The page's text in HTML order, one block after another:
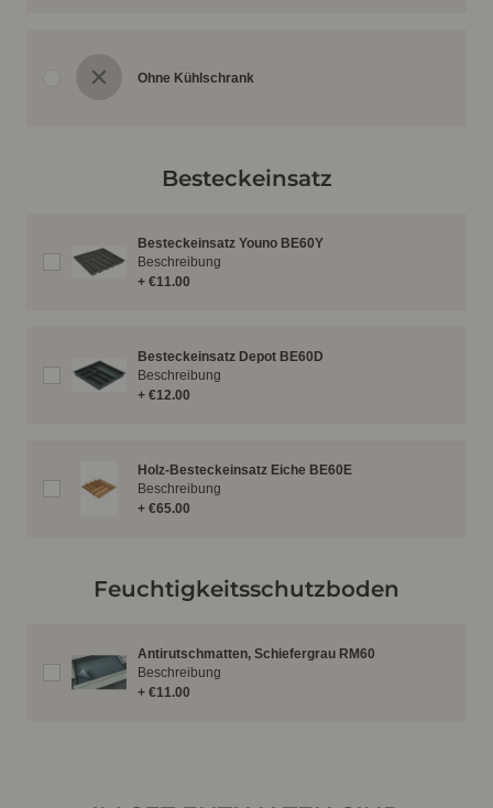
Ohne Kühlschrank
Besteckeinsatz
Besteckeinsatz Youno BE60Y
+ €11.00
Beschreibung
Besteckeinsatz Depot BE60D
+ €12.00
Beschreibung
Holz-Besteckeinsatz Eiche BE60E
+ €65.00
Beschreibung
Feuchtigkeitsschutzboden
Antirutschmatten, Schiefergrau RM60
+ €11.00
Beschreibung